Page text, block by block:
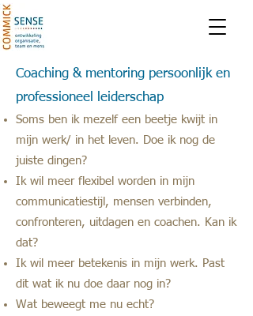
Coaching & mentoring persoonlijk en
professioneel leiderschap
Soms ben ik mezelf een beetje kwijt in
mijn werk/ in het leven. Doe ik nog de
juiste dingen?
Ik wil meer flexibel worden in mijn
communicatiestijl, mensen verbinden,
confronteren, uitdagen en coachen. Kan ik
dat?
Ik wil meer betekenis in mijn werk. Past
dit wat ik nu doe daar nog in?
Wat beweegt me nu echt?